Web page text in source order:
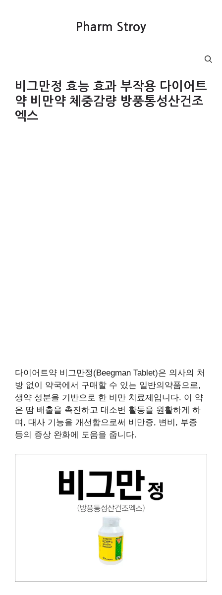
Pharm Stroy
비그만정 효능 효과 부작용 다이어트
약 비만약 체중감량 방풍통성산건조
엑스
다이어트약 비그만정(Beegman Tablet)은 의사의 처
방 없이 약국에서 구매할 수 있는 일반의약품으로,
생약 성분을 기반으로 한 비만 치료제입니다. 이 약
은 땀 배출을 촉진하고 대소변 활동을 원활하게 하
며, 대사 기능을 개선함으로써 비만증, 변비, 부종
등의 증상 완화에 도움을 줍니다.